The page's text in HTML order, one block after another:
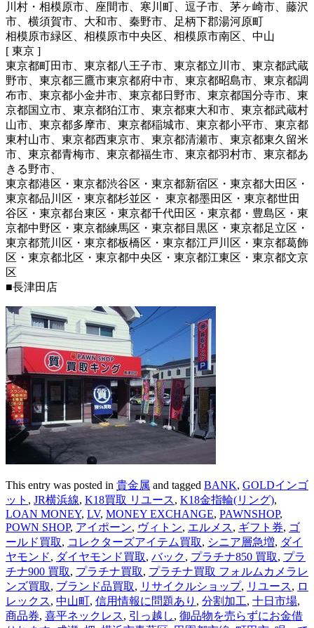
川村・相模原市、座間市、寒川町、逗子市、茅ヶ崎市、藤沢
市、横須賀市、大和市、秦野市、足柄下郡湯河原町
相模原市緑区、相模原市中央区、相模原市南区、中山
[ 東京 ]
東京都町田市、東京都八王子市、東京都立川市、東京都武蔵
野市、東京都三鷹市東京都府中市、東京都昭島市、東京都調
布市、東京都小金井市、東京都日野市、東京都国分寺市、東
京都国立市、東京都狛江市、東京都東大和市、東京都武蔵村
山市、東京都多摩市、東京都稲城市、東京都小平市、東京都
東村山市、東京都西東京市、東京都清瀬市、東京都東久留米
市、東京都青梅市、東京都福生市、東京都羽村市、東京都あ
きる野市、
東京都港区・東京都渋谷区・東京都新宿区・東京都大田区・
東京都品川区・東京都杉並区・ 東京都墨田区・東京都世田
谷区・東京都台東区・東京都千代田区・東京都・豊島区・東
京都中野区・東京都練馬区・東京都目黒区・東京都足立区・
東京都荒川区・東京都板橋区・東京都江戸川区・東京都葛飾
区・東京都北区・東京都中央区・東京都江東区・東京都文京
区
■長津田店
This entry was posted in 貴金属 and tagged BANK, GOLDインゴ
ット , JR横浜線, K18買取 リユース, K18金指輪(リング),
LOAN MONEY, LV, MONEY EXCHANGE, PAWNSHOP,
POWN SHOP, アイポーン, ヴィトン, エルメス, ギフト券, ゴ
ールド買取, コレクターズアイテム買取, シニア層急増, ダイ
ヤモンド, ダイヤモンド買取, バック, プラチナ850 買取, プラ
チナ900 買取, プラチナ買取, プラチナ買取 フォルムカメラレ
ンズ買取, ブランド品買取, リサイクルショップ, リユース, ロ
レックス, 中山町, 信用情報に問題あり , 分割加工, 十日市場,
商品券, 喜平ネックレス, 引っ越し, 御品物を売らずにお金借